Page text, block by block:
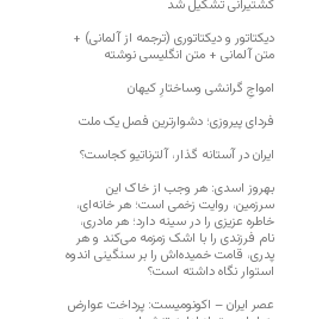
کشتیرانی تشکیل شد
دیکتاتور و دیکتاتوری (ترجمه از آلمانی) +
متن آلمانی + متن انگلیسی نوشته
‌امواجِ گرانشی وساختارِ کیهان
فردای پیروزی؛ دشوارترین فصل یک ملت
ایران در آستانه گذار، آلترناتیو کجاست؟
بهروز اسدی: هر وجب از خاک‌ این
سرزمین، روایت زخمی است؛ هر خانه‌ای،
خاطره عزیزی را در سینه دارد؛ هر مادری،
نام فرزندی را با اشک زمزمه می‌کند و هر
پدری، قامت خمیده‌اش را بر سنگینی اندوه
استوار نگاه داشته است؟
عصر ایران – اکونومیست: پرداخت عوارض